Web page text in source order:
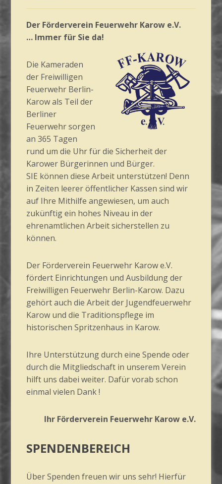
Der Förderverein Feuerwehr Karow e.V.
… Immer für Sie da!
Die Kameraden
der Freiwilligen
Feuerwehr Berlin-
Karow als Teil der
Berliner
Feuerwehr sorgen
an 365 Tagen
rund um die Uhr für die Sicherheit der
Karower Bürgerinnen und Bürger.
SIE können diese Arbeit unterstützen! Denn
in Zeiten leerer öffentlicher Kassen sind wir
auf Ihre Mithilfe angewiesen, um auch
zukünftig ein hohes Niveau in der
ehrenamtlichen Arbeit sicherstellen zu
können.
Der Förderverein Feuerwehr Karow e.V.
fördert Einrichtungen und Ausbildung der
Freiwilligen Feuerwehr Berlin-Karow. Dazu
gehört auch die Arbeit der Jugendfeuerwehr
Karow und die Traditionspflege im
historischen Spritzenhaus in Karow.
Ihre Unterstützung durch eine Spende oder
durch die Mitgliedschaft in unserem Verein
hilft uns dabei weiter. Dafür vorab schon
einmal vielen Dank !
Ihr Förderverein Feuerwehr Karow e.V.
SPENDENBEREICH
Über Spenden freuen wir uns sehr! Hierfür